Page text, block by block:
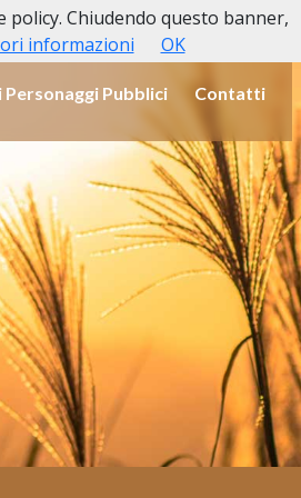
Pubblici Contatti
Chiudendo questo banner,
informazioni OK